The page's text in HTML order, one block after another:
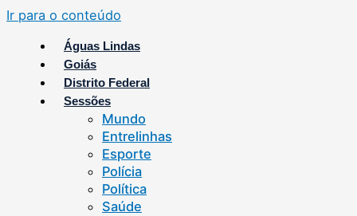
Ir para o conteúdo
Águas Lindas
Goiás
Distrito Federal
Sessões
Mundo
Entrelinhas
Esporte
Polícia
Política
Saúde